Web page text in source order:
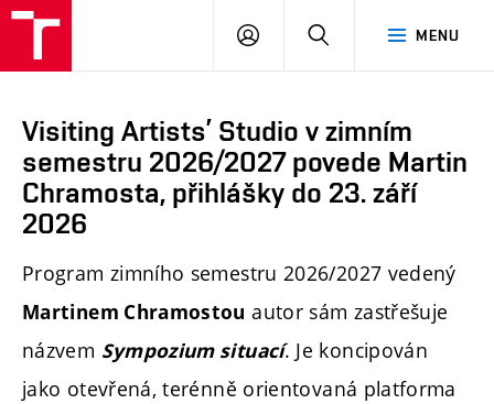
MENU
PŘIHLÁSIT
Visiting Artists’ Studio v zimním
semestru 2026/2027 povede Martin
Chramosta, přihlášky do 23. září
2026
Program zimního semestru 2026/2027 vedený
Martinem Chramostou autor sám zastřešuje
názvem Sympozium situací. Je koncipován
jako otevřená, terénně orientovaná platforma